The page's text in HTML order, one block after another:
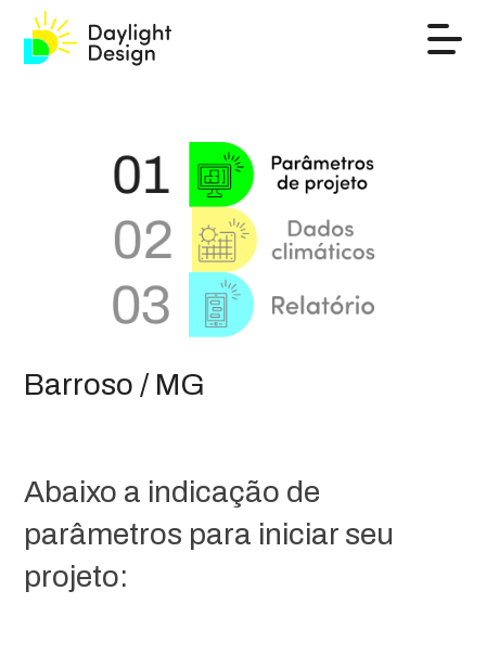
Barroso / MG
Abaixo a indicação de
parâmetros para iniciar seu
projeto: